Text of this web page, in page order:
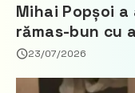
Mihai Popșoi
rămas-bun cu
Țărilor de Jos,
23/07/2026